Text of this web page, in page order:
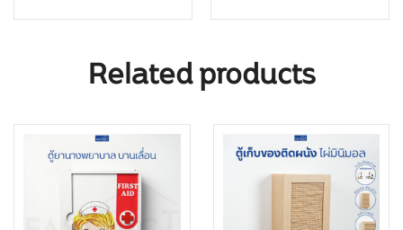
Related products